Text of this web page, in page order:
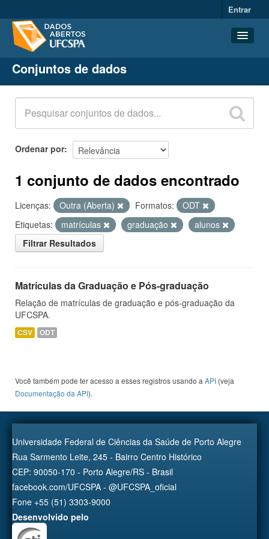
Entrar
Conjuntos de dados
Organizações
Grupos
Sobre
Conjuntos de dados
Ordenar por
1 conjunto de dados encontrado
Licenças: Outra (Aberta) Formatos:
ODT
Etiquetas:
matrículas graduação
alunos
Filtrar Resultados
Matrículas da Graduação e Pós-graduação
Relação de matrículas de graduação e pós-graduação da
UFCSPA.
CSV ODT
Você também pode ter acesso a esses registros usando a API (veja
Documentação da API).
Universidade Federal de Ciências da Saúde de Porto Alegre
Rua Sarmento Leite, 245 - Bairro Centro Histórico
CEP: 90050-170 - Porto Alegre/RS - Brasil
facebook.com/UFCSPA - @UFCSPA_oficial
Fone +55 (51) 3303-9000
Desenvolvido pelo